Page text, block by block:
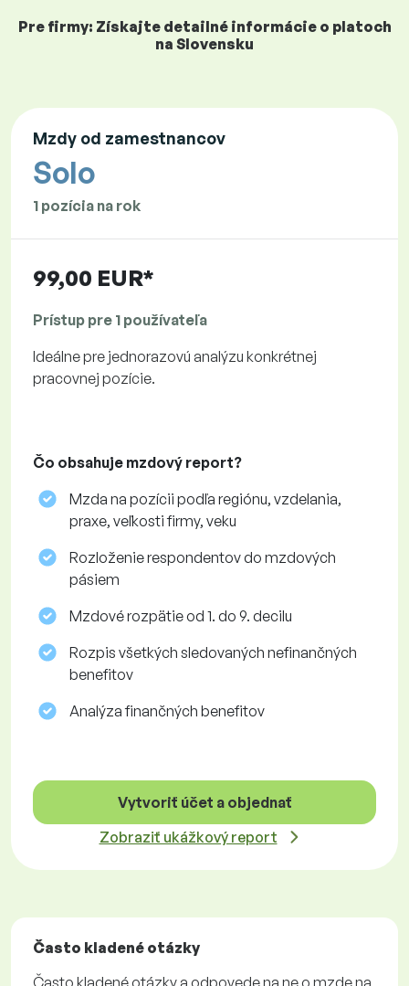
Pre firmy: Získajte detailné informácie o platoch
na Slovensku
Mzdy od zamestnancov
Solo
1 pozícia na rok
99,00 EUR*
Prístup pre 1 používateľa
Ideálne pre jednorazovú analýzu konkrétnej
pracovnej pozície.
Čo obsahuje mzdový report?
Mzda na pozícii podľa regiónu, vzdelania,
praxe, veľkosti firmy, veku
Rozloženie respondentov do mzdových
pásiem
Mzdové rozpätie od 1. do 9. decilu
Rozpis všetkých sledovaných nefinančných
benefitov
Analýza finančných benefitov
Vytvoriť účet a objednať
Zobraziť ukážkový report
Často kladené otázky